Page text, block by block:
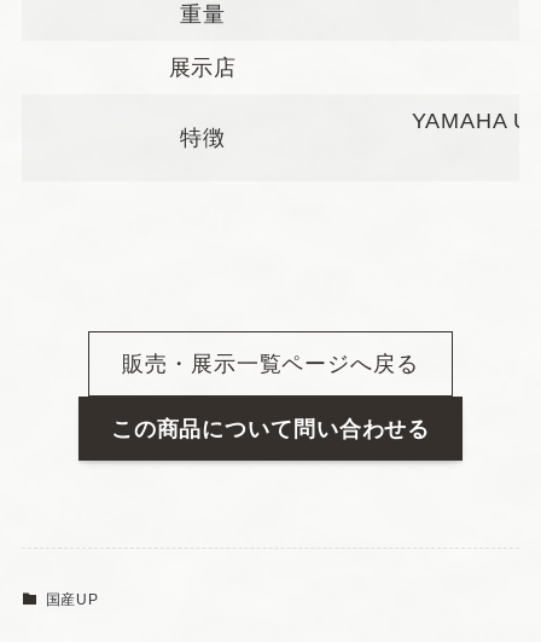
重量
展示店
特徴
YAMAHA
販売・展示一覧ページへ戻る
この商品について問い合わせる
国産UP